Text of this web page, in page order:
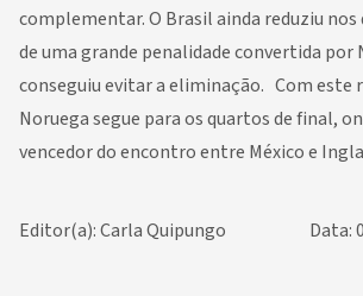
complementar. O Brasil ainda reduziu
de uma grande penalidade convertida por
conseguiu evitar a eliminação. Com este
Noruega segue para os quartos de final,
vencedor do encontro entre México e
Data:
Editor(a): Carla Quipungo